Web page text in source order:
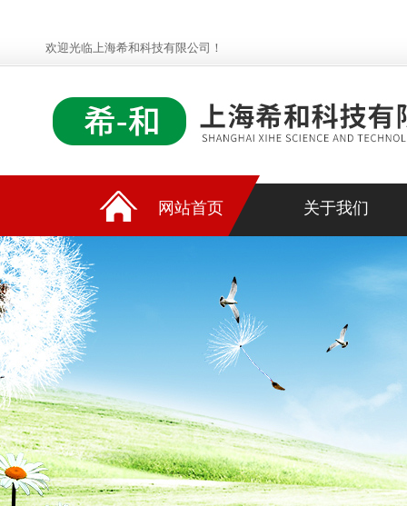
欢迎光临上海希和科技有限公司！
网站首页 关于我们